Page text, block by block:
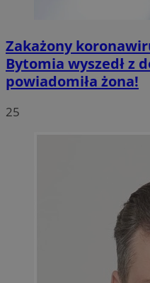
Zakażony
Bytomia wyszedł z
powiadomiła żona!
25